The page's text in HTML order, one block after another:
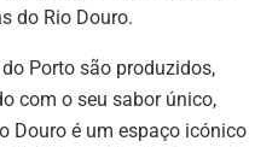
do Rio Douro.
Porto são produzidos,
com o seu sabor único,
Douro é um espaço icónico